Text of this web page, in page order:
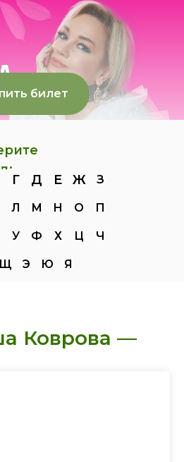
билет
Г Д Е Ж З
Л М Н О П
У Ф Х Ц Ч
Щ Э Ю Я
Коврова —